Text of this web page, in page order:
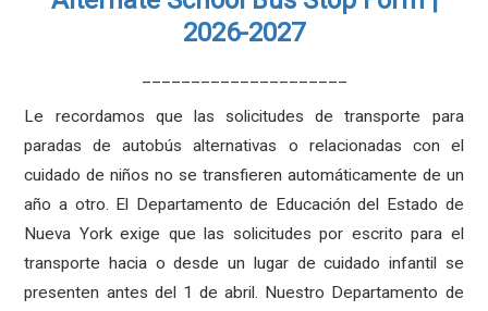
2026-2027
Le recordamos que las solicitudes de transporte para
paradas de autobús alternativas o relacionadas con el
cuidado de niños no se transfieren automáticamente de un
año a otro. El Departamento de Educación del Estado de
Nueva York exige que las solicitudes por escrito para el
transporte hacia o desde un lugar de cuidado infantil se
presenten antes del 1 de abril. Nuestro Departamento de